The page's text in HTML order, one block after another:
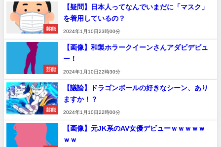
芸能
【疑問】日本人ってなんでいまだに「マスク」
を着用しているの？
2024年1月10日23時00分
芸能
【画像】和製ホラークイーンさんアダビデビュ
ー！
2024年1月10日22時30分
芸能
【議論】ドラゴンボールの好きなシーン、あり
ますか！？
2024年1月10日22時00分
【画像】元JK系のAV女優デビューｗｗｗｗｗ
ｗｗ